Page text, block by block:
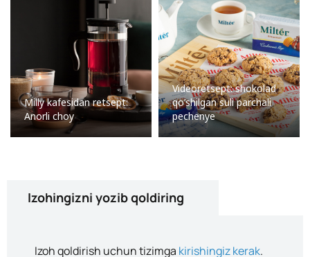
Milly kafesidan retsept:
Anorli choy
Videoretsept: shokolad
qo’shilgan suli parchali
pechenye
Izohingizni yozib qoldiring
Izoh qoldirish uchun tizimga kirishingiz kerak.